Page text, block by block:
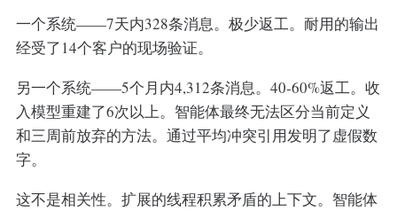
一个系统——7天内328条消息。极少返工。耐用的输出
经受了14个客户的现场验证。
另一个系统——5个月内4,312条消息。40-60%返工。收
入模型重建了6次以上。智能体最终无法区分当前定义
和三周前放弃的方法。通过平均冲突引用发明了虚假数
字。
这不是相关性。扩展的线程积累矛盾的上下文。智能体